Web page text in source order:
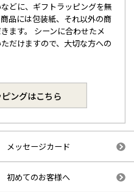
どに、ギフトラッピングを無
品には包装紙、それ以外の商
ます。 シーンに合わせたメ
だけますので、大切な方への
ングはこちら
メッセージカード
初めてのお客様へ